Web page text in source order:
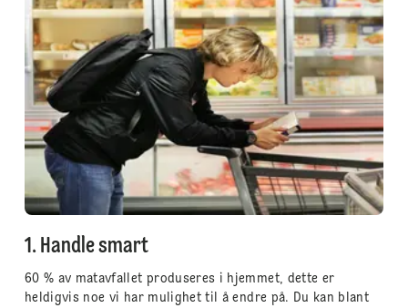
1. Handle smart
60 % av matavfallet produseres i hjemmet, dette er
heldigvis noe vi har mulighet til å endre på. Du kan blant